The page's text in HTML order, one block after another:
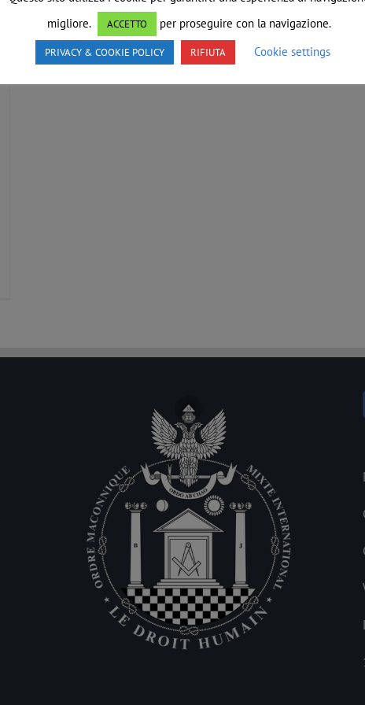
migliore.
ACCETTO per proseguire con la navigazione.
PRIVACY & COOKIE POLICY RIFIUTA Cookie settings